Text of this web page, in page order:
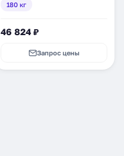
180 кг
46 824 ₽
Запрос цены